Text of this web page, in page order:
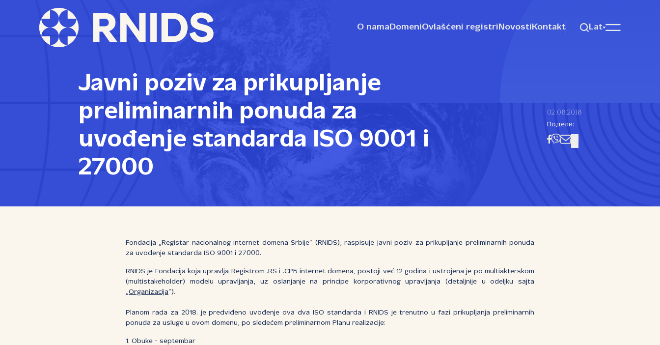
O nama DomeniOvlašćeni registri Novosti Kontakt Lat
Javni poziv za prikupljanje
preliminarnih ponuda za
uvođenje standarda ISO 9001 i
27000
02.08.2018
Подели:
Fondacija „Registar nacionalnog internet domena Srbije“ (RNIDS), raspisuje javni poziv za prikupljanje preliminarnih ponuda
za uvođenje standarda ISO 9001 i 27000.
RNIDS je Fondacija koja upravlja Registrom .RS i .СРБ internet domena, postoji već 12 godina i ustrojena je po multiakterskom
(multistakeholder) modelu upravljanja, uz oslanjanje na principe korporativnog upravljanja (detaljnije u odeljku sajta
„Organizacija“).
Planom rada za 2018. je predviđeno uvođenje ova dva ISO standarda i RNIDS je trenutno u fazi prikupljanja preliminarnih
ponuda za usluge u ovom domenu, po sledećem preliminarnom Planu realizacije:
1. Obuke - septembar